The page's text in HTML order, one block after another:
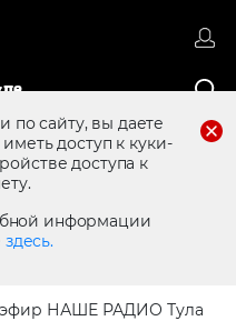
по сайту, вы даете
доступ к куки-
доступа к
информации
здесь.
Реклама в эфире
НАШЕ РАДИО Тула